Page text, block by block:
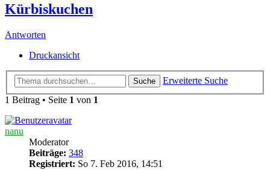
Kürbiskuchen
Antworten
Druckansicht
Suche
Erweiterte Suche
1 Beitrag • Seite 1 von 1
nanu
Moderator
Beiträge: 348
Registriert: So 7. Feb 2016, 14:51